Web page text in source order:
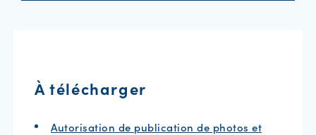
À télécharger
Autorisation de publication de photos et